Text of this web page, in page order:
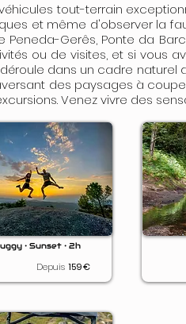
tout-terrain
et même d'observer la
Gerês, Ponte da
ou de visites, et si vous
dans un cadre
des paysages à
Venez vivre des
• Sunset • 2h
Depuis 159€